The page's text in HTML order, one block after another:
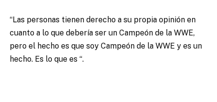
“Las personas tienen derecho a su propia opinión en
cuanto a lo que debería ser un Campeón de la WWE,
pero el hecho es que soy Campeón de la WWE y es un
hecho. Es lo que es “.